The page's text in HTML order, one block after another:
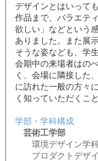
デザインとはいって
作品まで、バラエテ
欲しい」などという
ありました。また展
そうな姿なども、学
会期中の来場者はの
く、会場に隣接した
に訪れた一般の方々
く知っていただくこ
学部・学科構成
芸術工学部
環境デザイン学
プロダクトデザイ